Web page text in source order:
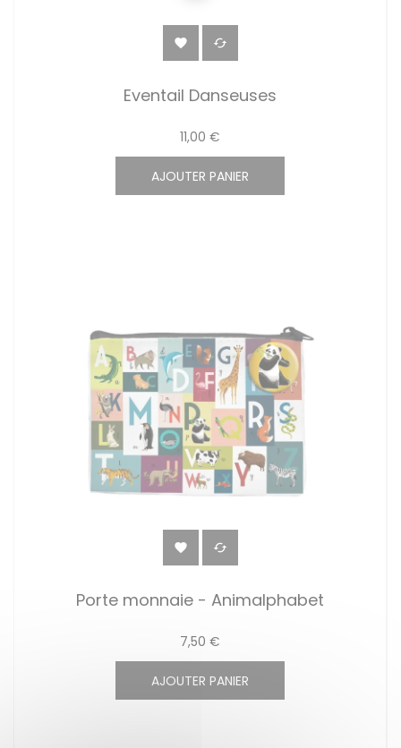
 
Eventail Danseuses
11,00 €
AJOUTER PANIER
 
Porte monnaie - Animalphabet
7,50 €
AJOUTER PANIER